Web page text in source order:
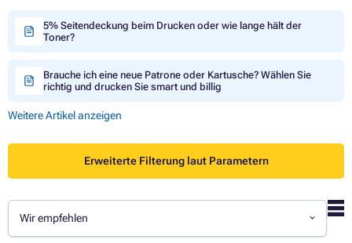
5% Seitendeckung beim Drucken oder wie lange hält der
Toner?
Brauche ich eine neue Patrone oder Kartusche? Wählen Sie
richtig und drucken Sie smart und billig
Weitere Artikel anzeigen
Erweiterte Filterung laut Parametern
Wir empfehlen